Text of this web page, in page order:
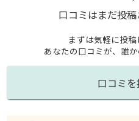
口コミはまだ投稿
まずは気軽に投
あなたの口コミが、誰
口コミ